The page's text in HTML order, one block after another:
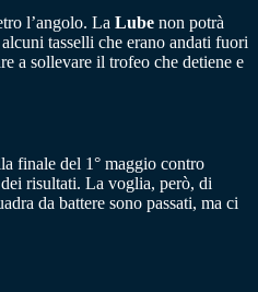
l’angolo. La Lube non potrà
tasselli che erano andati fuori
a sollevare il trofeo che detiene e
finale del 1° maggio contro
risultati. La voglia, però, di
da battere sono passati, ma ci